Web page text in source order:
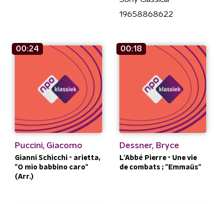
19658868622
00:24
Puccini, Giacomo
Gianni Schicchi - arietta,
"O mio babbino caro"
(Arr.)
00:18
Dessner, Bryce
L'Abbé Pierre - Une vie
de combats ; "Emmaüs"